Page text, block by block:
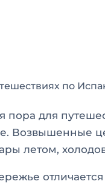
по
пора для
Возвышенные
летом,